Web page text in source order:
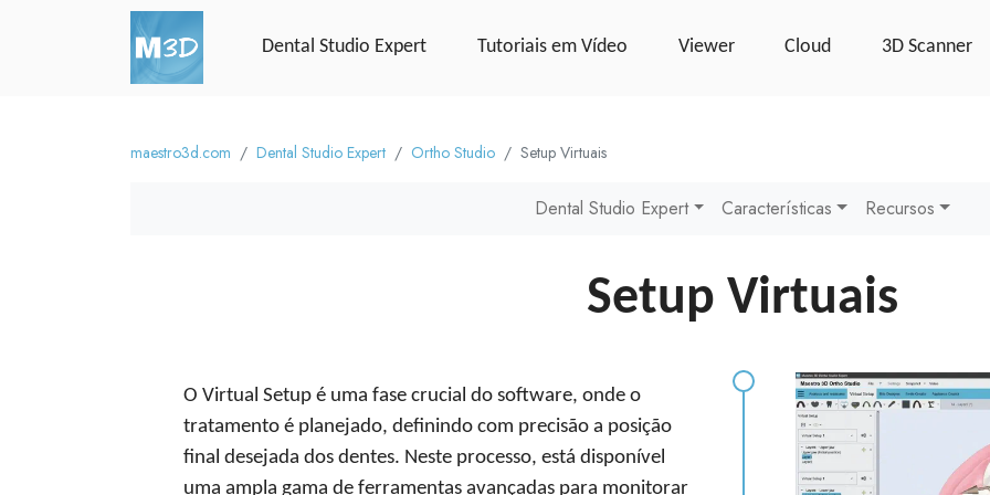
Dental Studio Expert Tutoriais em Vídeo Viewer Cloud 3D Scanner
maestro3d.com Dental Studio Expert Ortho Studio Setup Virtuais
Dental Studio Expert Características Recursos
Setup Virtuais
O Virtual Setup é uma fase crucial do software, onde o
tratamento é planejado, definindo com precisão a posição
final desejada dos dentes. Neste processo, está disponível
uma ampla gama de ferramentas avançadas para monitorar